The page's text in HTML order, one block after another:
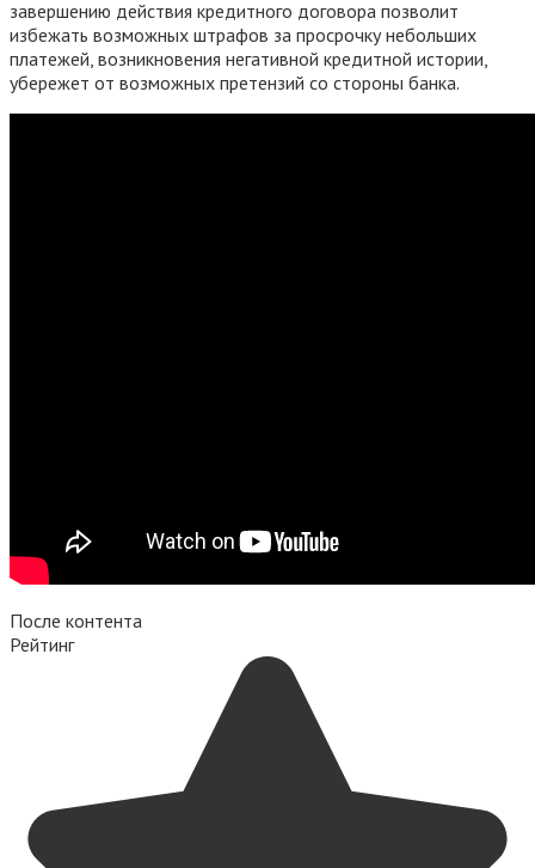
завершению действия кредитного договора позволит
избежать возможных штрафов за просрочку небольших
платежей, возникновения негативной кредитной истории,
убережет от возможных претензий со стороны банка.
После контента
Рейтинг